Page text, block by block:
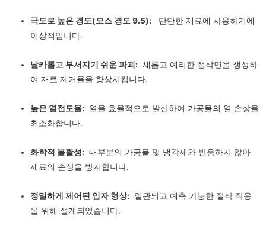
극도로 높은 경도(모스 경도 9.5): 단단한 재료에 사용하기에
이상적입니다.
날카롭고 부서지기 쉬운 파괴: 새롭고 예리한 절삭면을 생성하
여 재료 제거율을 향상시킵니다.
높은 열전도율: 열을 효율적으로 발산하여 가공물의 열 손상을
최소화합니다.
화학적 불활성: 대부분의 가공물 및 냉각제와 반응하지 않아
재료의 손상을 방지합니다.
정밀하게 제어된 입자 형상: 일관되고 예측 가능한 절삭 작용
을 위해 설계되었습니다.